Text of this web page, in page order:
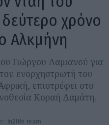
δεύτερο χρόνο
Αλκμήνη
Γιώργου Δαμιανού για
ενορχηστρωτή του
επιστρέφει στο
Κοραή Δαμάτη.
in2life team